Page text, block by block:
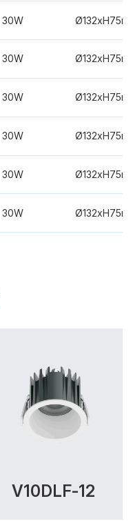
30W
30W
30W
30W
30W
30W
V10DLF-12